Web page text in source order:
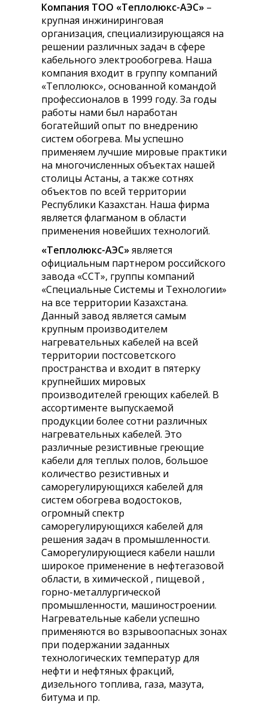
Компания ТОО «Теплолюкс-АЭС» –
крупная инжиниринговая
организация, специализирующаяся на
решении различных задач в сфере
кабельного электрообогрева. Наша
компания входит в группу компаний
«Теплолюкс», основанной командой
профессионалов в 1999 году. За годы
работы нами был наработан
богатейший опыт по внедрению
систем обогрева. Мы успешно
применяем лучшие мировые практики
на многочисленных объектах нашей
столицы Астаны, а также сотнях
объектов по всей территории
Республики Казахстан. Наша фирма
является флагманом в области
применения новейших технологий.
«Теплолюкс-АЭС»является
официальным партнером российского
завода «ССТ», группы компаний
«Специальные Системы и Технологии»
на все территории Казахстана.
Данный завод является самым
крупным производителем
нагревательных кабелей на всей
территории постсоветского
пространства и входит в пятерку
крупнейших мировых
производителей греющих кабелей. В
ассортименте выпускаемой
продукции более сотни различных
нагревательных кабелей. Это
различные резистивные греющие
кабели для теплых полов, большое
количество резистивных и
саморегулирующихся кабелей для
систем обогрева водостоков,
огромный спектр
саморегулирующихся кабелей для
решения задач в промышленности.
Саморегулирующиеся кабели нашли
широкое применение в нефтегазовой
области, в химической , пищевой ,
горно-металлургической
промышленности, машиностроении.
Нагревательные кабели успешно
применяются во взрывоопасных зонах
при подержании заданных
технологических температур для
нефти и нефтяных фракций,
дизельного топлива, газа, мазута,
битума и пр.